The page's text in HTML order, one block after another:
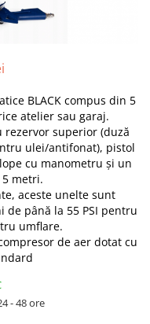
BLACK compus din 5
atelier sau garaj.
superior (duză
ulei/antifonat), pistol
cu manometru și un
metri.
aceste unelte sunt
până la 55 PSI pentru
umflare.
de aer dotat cu
- 48 ore